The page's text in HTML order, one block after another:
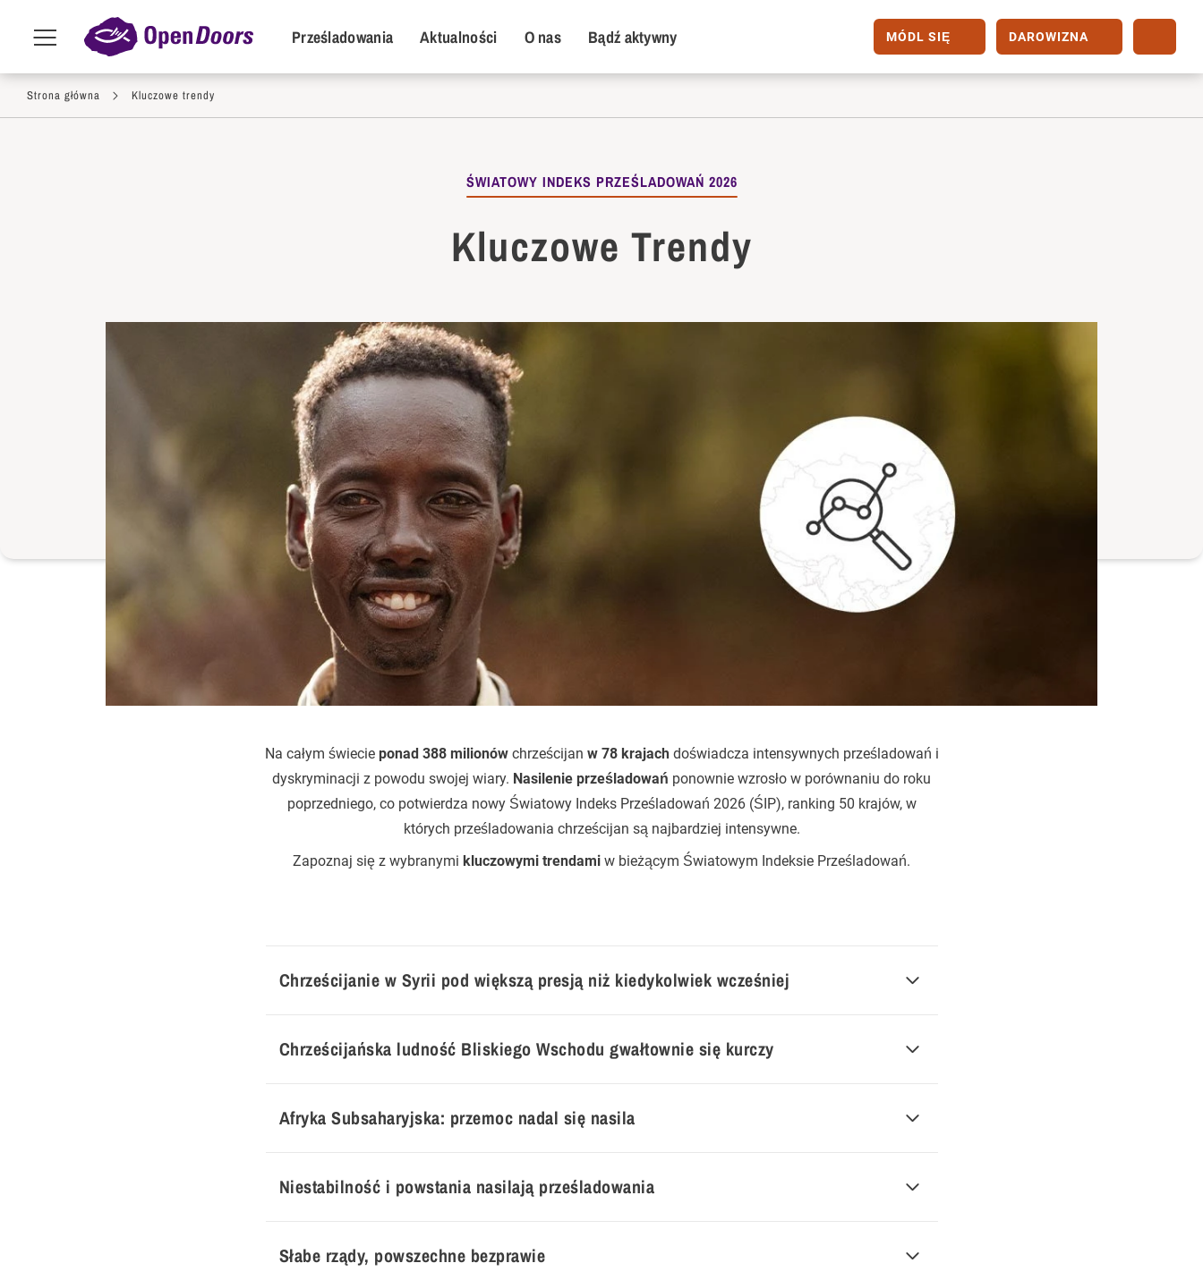
Przejdź do treści
Menu
POI Primary Menu
Prześladowania Aktualności O nas Bądź aktywny MÓDL SIĘ DAROWIZNA
Strona główna Kluczowe trendy
ŚWIATOWY INDEKS PRZEŚLADOWAŃ 2026
Kluczowe Trendy
Na całym świecie ponad 388 milionówchrześcijan w 78 krajachdoświadcza intensywnych prześladowań i
dyskryminacji z powodu swojej wiary. Nasilenie prześladowań ponownie wzrosło w porównaniu do roku
poprzedniego, co potwierdza nowy Światowy Indeks Prześladowań 2026 (ŚIP), ranking 50 krajów, w
których prześladowania chrześcijan są najbardziej intensywne.
Zapoznaj się z wybranymi kluczowymi trendami w bieżącym Światowym Indeksie Prześladowań.
Chrześcijanie w Syrii pod większą presją niż kiedykolwiek wcześniej
Chrześcijańska ludność Bliskiego Wschodu gwałtownie się kurczy
Afryka Subsaharyjska: przemoc nadal się nasila
Niestabilność i powstania nasilają prześladowania
Słabe rządy, powszechne bezprawie